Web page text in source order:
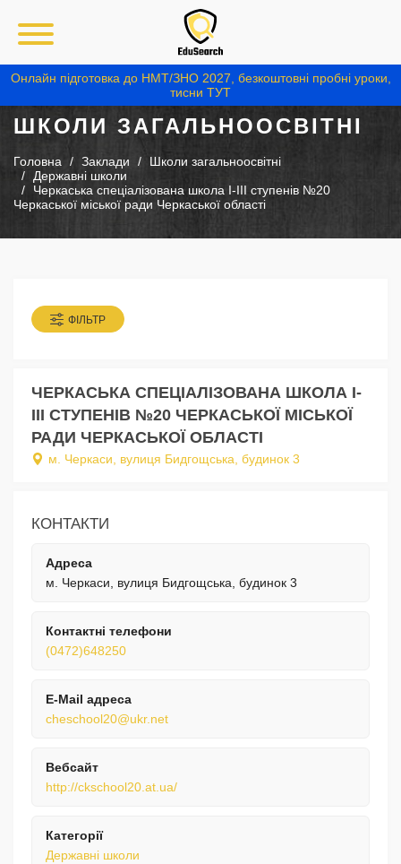
Онлайн підготовка до НМТ/ЗНО 2027, безкоштовні пробні уроки,
тисни ТУТ
ШКОЛИ ЗАГАЛЬНООСВІТНІ
Головна Заклади
Школи загальноосвітні
Державні школи
Черкаська спеціалізована школа І-ІІІ ступенів №20
Черкаської міської ради Черкаської області
ФІЛЬТР
ЧЕРКАСЬКА СПЕЦІАЛІЗОВАНА ШКОЛА І-
ІІІ СТУПЕНІВ №20 ЧЕРКАСЬКОЇ МІСЬКОЇ
РАДИ ЧЕРКАСЬКОЇ ОБЛАСТІ
м. Черкаси, вулиця Бидгощська, будинок 3
КОНТАКТИ
Адреса
м. Черкаси, вулиця Бидгощська, будинок 3
Контактні телефони
(0472)648250
E-Mail адреса
cheschool20@ukr.net
Вебсайт
http://ckschool20.at.ua/
Категорії
Державні школи